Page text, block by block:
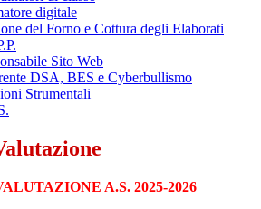
digitale
del Forno e Cottura degli Elaborati
Sito Web
DSA, BES e Cyberbullismo
Strumentali
A.S. 2025-2026